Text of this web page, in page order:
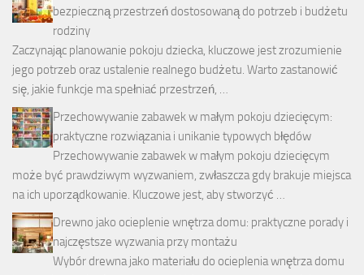
bezpieczną przestrzeń dostosowaną do potrzeb i budżetu
rodziny
Zaczynając planowanie pokoju dziecka, kluczowe jest zrozumienie
jego potrzeb oraz ustalenie realnego budżetu. Warto zastanowić
się, jakie funkcje ma spełniać przestrzeń, …
Przechowywanie zabawek w małym pokoju dziecięcym:
praktyczne rozwiązania i unikanie typowych błędów
Przechowywanie zabawek w małym pokoju dziecięcym
może być prawdziwym wyzwaniem, zwłaszcza gdy brakuje miejsca
na ich uporządkowanie. Kluczowe jest, aby stworzyć …
Drewno jako ocieplenie wnętrza domu: praktyczne porady i
najczęstsze wyzwania przy montażu
Wybór drewna jako materiału do ocieplenia wnętrza domu